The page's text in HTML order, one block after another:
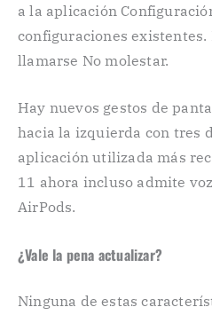
a la aplicación
configuraciones existentes.
llamarse No molestar.
Hay nuevos gestos de
hacia la izquierda con tres
aplicación utilizada más
11 ahora incluso admite
AirPods.
¿Vale la pena actualizar?
Ninguna de estas